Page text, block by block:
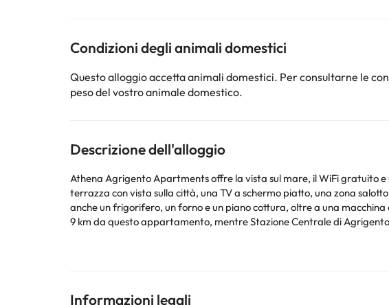
Condizioni degli animali domestici
Questo alloggio accetta animali domestici. Per consultarne le
peso del vostro animale domestico.
Descrizione dell'alloggio
Athena Agrigento Apartments offre la vista sul mare, il WiFi gratuito e un
terrazza con vista sulla città, una TV a schermo piatto, una zona
anche un frigorifero, un forno e un piano cottura, oltre a una macchina da caffè e un bollitore elettrico. Potrete rilassarvi
9 km da questo appartamento, mentre Stazione Centrale di
Informazioni legali